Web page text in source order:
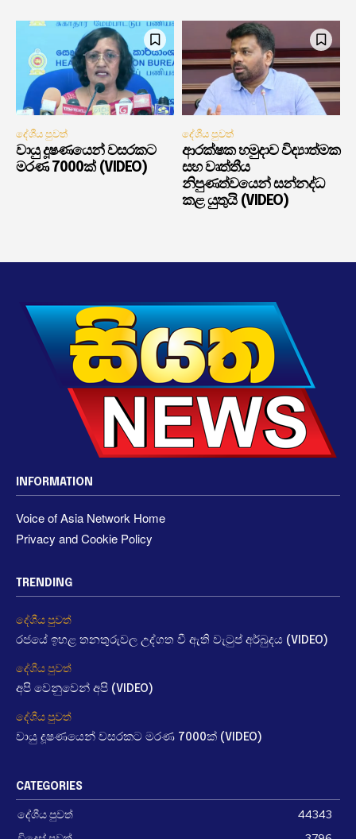
දේශීය පුවත්
වායු දූෂණයෙන් වසරකට
මරණ 7000ක් (VIDEO)
දේශීය පුවත්
ආරක්ෂක හමුදාව විද්‍යාත්මක
සහ වෘත්තීය
නිපුණත්වයෙන් සන්නද්ධ
කළ යුතුයි (VIDEO)
INFORMATION
Voice of Asia Network Home
Privacy and Cookie Policy
TRENDING
දේශීය පුවත්
රජයේ ඉහළ තනතුරුවල උද්ගත වී ඇති වැටුප් අර්බුදය (VIDEO)
දේශීය පුවත්
අපි වෙනුවෙන් අපි (VIDEO)
දේශීය පුවත්
වායු දූෂණයෙන් වසරකට මරණ 7000ක් (VIDEO)
CATEGORIES
දේශීය පුවත්
44343